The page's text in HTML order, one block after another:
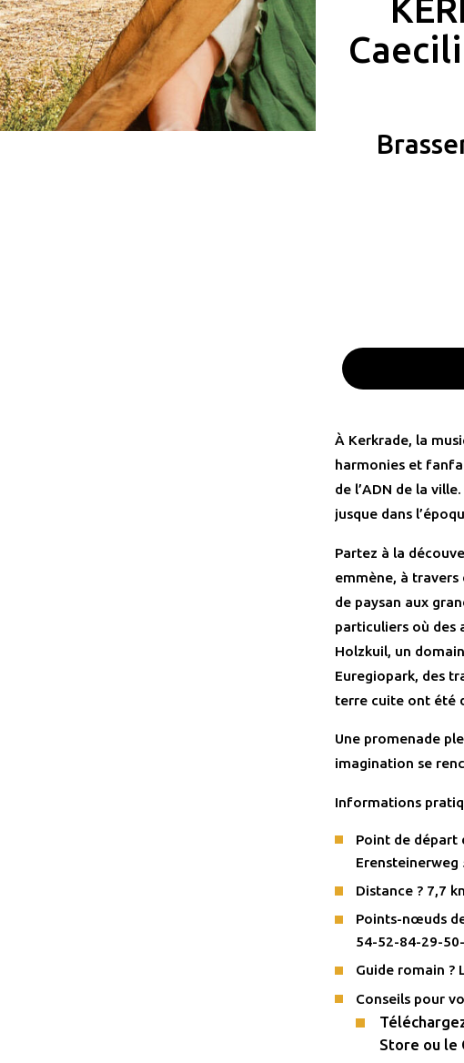
À Kerkrade, la
harmonies et
de l’ADN de la
jusque dans
Partez à la
emmène, à travers
de paysan aux
particuliers où des
Holzkuil, un
Euregiopark, des
terre cuite ont été
Une promenade
imagination se
Informations
Point de départ
Erensteinerweg
Distance ? 7,7
Points-nœuds
54-52-84-29-
Guide romain ?
Conseils pour
Store ou le